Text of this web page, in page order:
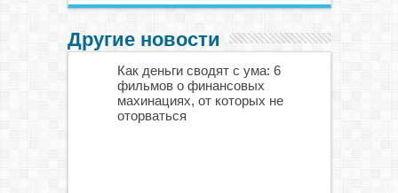
Другие новости
Как деньги сводят с ума: 6
фильмов о финансовых
махинациях, от которых не
оторваться